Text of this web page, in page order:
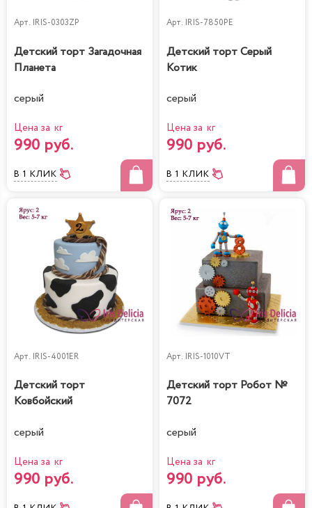
Арт. IRIS-0303ZP
Детский торт Загадочная
Планета
серый
Цена за кг
990 руб.
В 1 КЛИК
Арт. IRIS-7850PE
Детский торт Серый
Котик
серый
Цена за кг
990 руб.
В 1 КЛИК
Арт. IRIS-4001ER
Детский торт
Ковбойский
серый
Цена за кг
990 руб.
Арт. IRIS-1010VT
Детский торт Робот №
7072
серый
Цена за кг
990 руб.